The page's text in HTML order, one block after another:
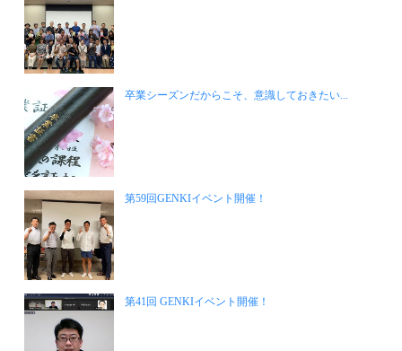
卒業シーズンだからこそ、意識しておきたい...
第59回GENKIイベント開催！
第41回 GENKIイベント開催！